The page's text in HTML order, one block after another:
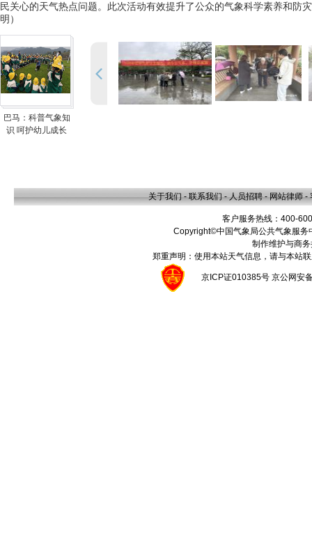
民关心的天气热点问题。此次活动有效提升了公众的气象科学素养和
明）
巴马：科普气象知
识 呵护幼儿成长
关于我们 - 联系我们 - 人员招聘 - 网站律师 -
客户服务热线：400-
Copyright©中国气象局公共气象服
制作维护与商
郑重声明：使用本站天气信息，请与本站
京ICP证010385号 京公网安